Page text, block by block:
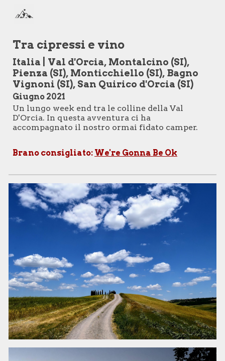
Skip to main content
Tra cipressi e vino
Italia | Val d'Orcia, Montalcino (SI),
Pienza (SI), Monticchiello (SI), Bagno
Vignoni (SI), San Quirico d'Orcia (SI)
Giugno 2021
Un lungo week end tra le colline della Val
D'Orcia. In questa avventura ci ha
accompagnato il nostro ormai fidato camper.
Brano consigliato: We're Gonna Be Ok